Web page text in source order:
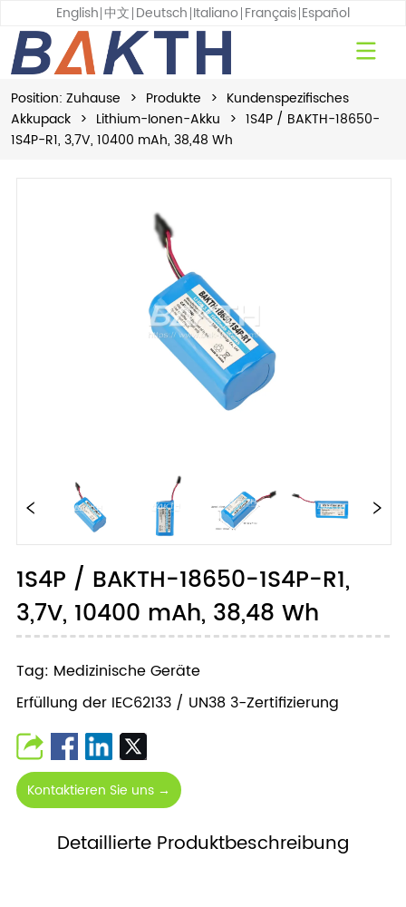
English 中文 Deutsch Italiano Français Español
Position: Zuhause > Produkte > Kundenspezifisches
Akkupack > Lithium-Ionen-Akku > 1S4P / BAKTH-18650-
1S4P-R1, 3,7V, 10400 mAh, 38,48 Wh
1S4P / BAKTH-18650-1S4P-R1,
3,7V, 10400 mAh, 38,48 Wh
Tag: Medizinische Geräte
Erfüllung der IEC62133 / UN38 3-Zertifizierung
Kontaktieren Sie uns →
Detaillierte Produktbeschreibung